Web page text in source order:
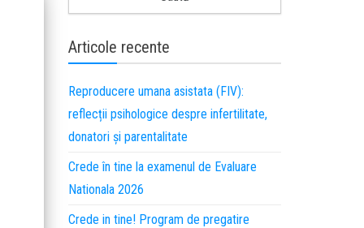
Articole recente
Reproducere umana asistata (FIV):
reflecții psihologice despre infertilitate,
donatori și parentalitate
Crede în tine la examenul de Evaluare
Nationala 2026
Crede in tine! Program de pregatire